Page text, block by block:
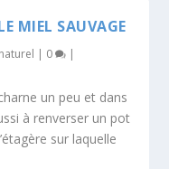
MIEL SAUVAGE
| 0 |
un peu et dans
à renverser un pot
sur laquelle